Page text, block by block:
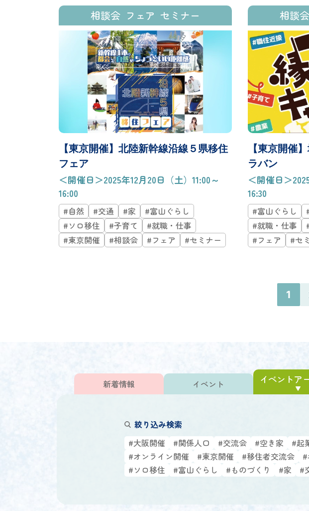
相談会 フェア セミナー
【東京開催】北陸新幹線沿線５県移住
フェア
＜開催日＞2025年12月20日（土）11:00～
16:00
#自然 #交通 #家
#富山ぐらし
#ソロ移住
#子育て
#就職・仕事
#東京開催
#相談会 #フェア #セミナー
相談会
【東京開催
ラバン
＜開催日＞
16:30
#富山ぐらし
#就職・仕事
#フェア
#セ
1
新着情報 イベント イベントア
絞り込み検索
#大阪開催
#関係人口 #交流会 #空き家 #起
#オンライン開催
#東京開催 #移住者交流会
#ソロ移住
#富山ぐらし #ものづくり #家 #